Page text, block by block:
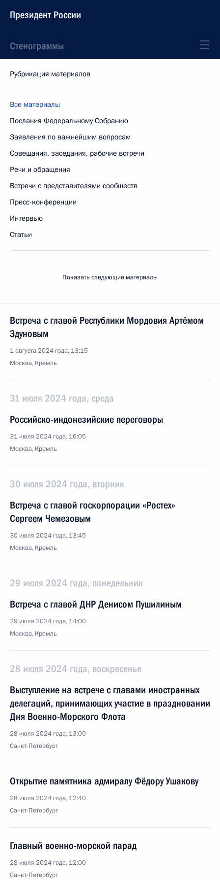
Президент России
Стенограммы
Рубрикация материалов
Все материалы
Послания Федеральному Собранию
Заявления по важнейшим вопросам
Совещания, заседания, рабочие встречи
Речи и обращения
Встречи с представителями сообществ
Пресс-конференции
Интервью
Статьи
Показать следующие материалы
Встреча с главой Республики Мордовия Артёмом
Здуновым
1 августа 2024 года, 13:15
Москва, Кремль
31 июля 2024 года, среда
Российско-индонезийские переговоры
31 июля 2024 года, 16:05
Москва, Кремль
30 июля 2024 года, вторник
Встреча с главой госкорпорации «Ростех»
Сергеем Чемезовым
30 июля 2024 года, 13:45
Москва, Кремль
29 июля 2024 года, понедельник
Встреча с главой ДНР Денисом Пушилиным
29 июля 2024 года, 14:00
Москва, Кремль
28 июля 2024 года, воскресенье
Выступление на встрече с главами иностранных
делегаций, принимающих участие в праздновании
Дня Военно-Морского Флота
28 июля 2024 года, 13:00
Санкт-Петербург
Открытие памятника адмиралу Фёдору Ушакову
28 июля 2024 года, 12:40
Санкт-Петербург
Главный военно-морской парад
28 июля 2024 года, 12:00
Санкт-Петербург